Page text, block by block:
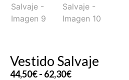
Vestido Salvaje
44,50€- 62,30€